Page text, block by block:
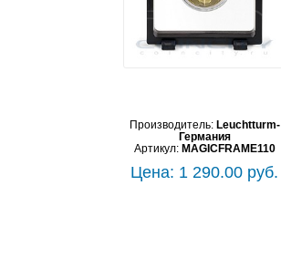
Производитель: Leuchtturm-
Германия
Артикул: MAGICFRAME110
Цена: 1 290.00 руб.